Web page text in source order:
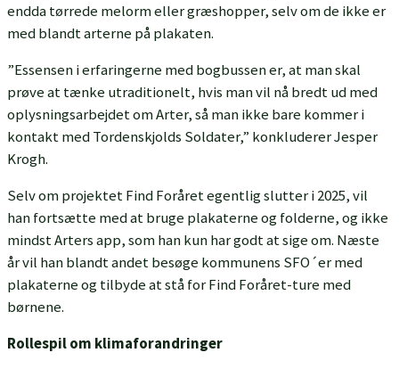
endda tørrede melorm eller græshopper, selv om de ikke er
med blandt arterne på plakaten.
”Essensen i erfaringerne med bogbussen er, at man skal
prøve at tænke utraditionelt, hvis man vil nå bredt ud med
oplysningsarbejdet om Arter, så man ikke bare kommer i
kontakt med Tordenskjolds Soldater,” konkluderer Jesper
Krogh.
Selv om projektet Find Foråret egentlig slutter i 2025, vil
han fortsætte med at bruge plakaterne og folderne, og ikke
mindst Arters app, som han kun har godt at sige om. Næste
år vil han blandt andet besøge kommunens SFO´er med
plakaterne og tilbyde at stå for Find Foråret-ture med
børnene.
Rollespil om klimaforandringer